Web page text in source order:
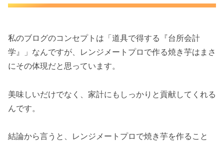
私のブログのコンセプトは「道具で得する『台所会計
学』」なんですが、レンジメートプロで作る焼き芋はまさ
にその体現だと思っています。
美味しいだけでなく、家計にもしっかりと貢献してくれる
んです。
結論から言うと、レンジメートプロで焼き芋を作ること